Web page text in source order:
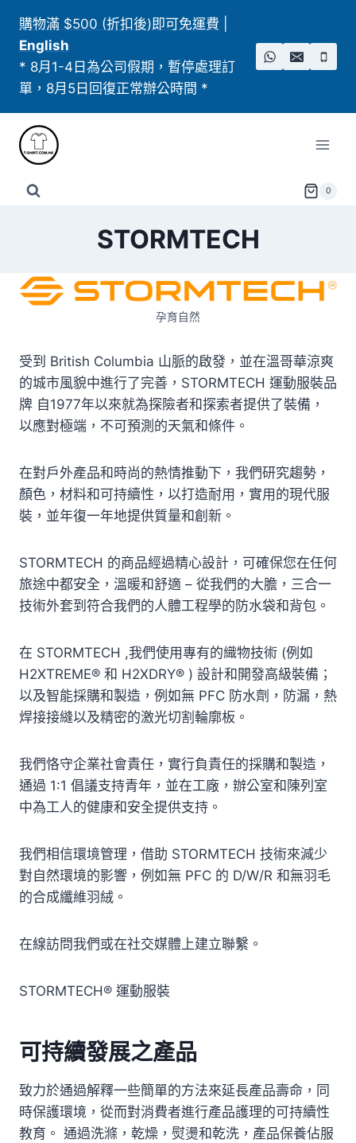
content
購物滿 $500 (折扣後)即可免運費
English
* 8月1-4日為公司假期，暫停處理訂
單，8月5日回復正常辦公時間 *
0
STORMTECH
孕育自然
受到 British Columbia 山脈的啟發，並在溫哥華涼爽
的城市風貌中進行了完善，STORMTECH 運動服裝品
牌 自1977年以來就為探險者和探索者提供了裝備，
以應對極端，不可預測的天氣和條件。
在對戶外產品和時尚的熱情推動下，我們研究趨勢，
顏色，材料和可持續性，以打造耐用，實用的現代服
裝，並年復一年地提供質量和創新。
STORMTECH 的商品經過精心設計，可確保您在任何
旅途中都安全，溫暖和舒適 – 從我們的大膽，三合一
技術外套到符合我們的人體工程學的防水袋和背包。
在 STORMTECH ,我們使用專有的織物技術 (例如
H2XTREME® 和 H2XDRY® ) 設計和開發高級裝備；
以及智能採購和製造，例如無 PFC 防水劑，防漏，熱
焊接接縫以及精密的激光切割輪廓板。
我們恪守企業社會責任，實行負責任的採購和製造，
通過 1:1 倡議支持青年​​，並在工廠，辦公室和陳列室
中為工人的健康和安全提供支持。
我們相信環境管理，借助 STORMTECH 技術來減少
對自然環境的影響，例如無 PFC 的 D/W/R 和無羽毛
的合成纖維羽絨。
在線訪問我們或在社交媒體上建立聯繫。
STORMTECH® 運動服裝
可持續發展之產品
致力於通過解釋一些簡單的方法來延長產品壽命，同
時保護環境，從而對消費者進行產品護理的可持續性
教育。 通過洗滌，乾燥，熨燙和乾洗，產品保養佔服